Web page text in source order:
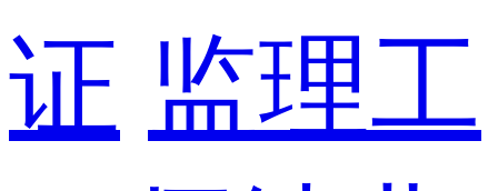
证 监理工